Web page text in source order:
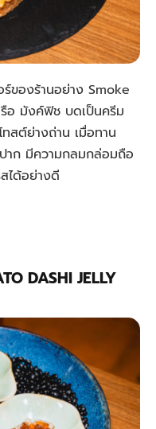
ร์ของร้านอย่าง Smoke
อ มังค์ฟิช บดเป็นครีม
สต์ย่างถ่าน เมื่อทาน
ปาก มีความกลมกล่อมถือ
ได้อย่างดี
DASHI JELLY